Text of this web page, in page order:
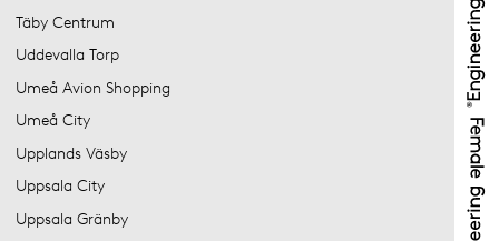
Täby Centrum
Uddevalla Torp
Umeå Avion Shopping
Umeå City
Upplands Väsby
Uppsala City
Uppsala Gränby